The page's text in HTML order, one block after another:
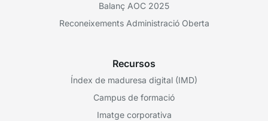
Balanç AOC 2025
Reconeixements Administració Oberta
Recursos
Índex de maduresa digital (IMD)
Campus de formació
Imatge corporativa